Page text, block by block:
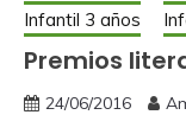
Infantil 3 años
Premios
24/06/2016